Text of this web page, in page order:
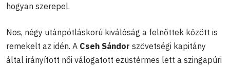
hogyan szerepel.
Nos, négy utánpótláskorú kiválóság a felnőttek között is
remekelt az idén. A Cseh Sándor szövetségi kapitány
által irányított női válogatott ezüstérmes lett a szingapúri